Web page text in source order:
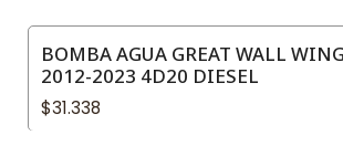
BOMBA AGUA GREAT WALL
2012-2023 4D20 DIESEL
$31.338